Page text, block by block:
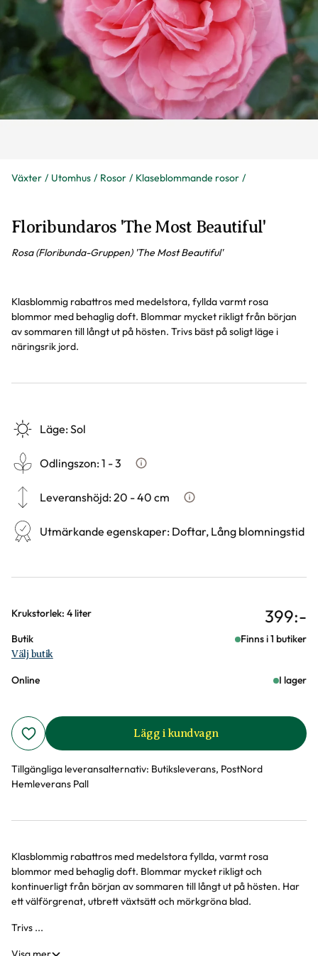
Växter Utomhus Rosor Klaseblommande rosor
Floribundaros 'The Most Beautiful'
Rosa (Floribunda-Gruppen) 'The Most Beautiful'
Klasblommig rabattros med medelstora, fyllda varmt rosa
blommor med behaglig doft. Blommar mycket rikligt från början
av sommaren till långt ut på hösten. Trivs bäst på soligt läge i
näringsrik jord.
Läge:Sol
Odlingszon:1 - 3 Vad är odlingszon?
Leveranshöjd:20 - 40 cm Hur vi mäter leveranshöjd på
Utmärkande egenskaper: Doftar, Lång blomningstid
Varianter
Krukstorlek: 4 liter 399:-
Butik Finns i 1 butiker
Välj butik
Online I lager
Lägg i kundvagn
Tillgängliga leveransalternativ: Butiksleverans, PostNord
Hemleverans Pall
Produktinformation
Klasblommig rabattros med medelstora fyllda, varmt rosa
blommor med behaglig doft. Blommar mycket rikligt och
kontinuerligt från början av sommaren till långt ut på hösten. Har
ett välförgrenat, utbrett växtsätt och mörkgröna blad.
Trivs ...